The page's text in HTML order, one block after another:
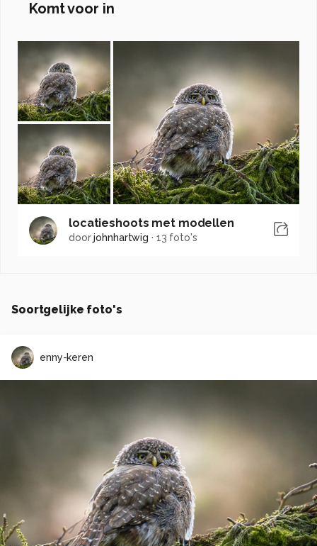
Komt voor in
locatieshoots met modellen
doorjohnhartwig · 13 foto's
Soortgelijke foto's
enny-keren